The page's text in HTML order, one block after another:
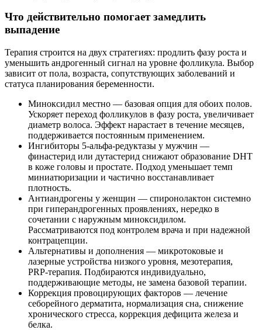
Что действительно помогает замедлить
выпадение
Терапия строится на двух стратегиях: продлить фазу роста и
уменьшить андрогенный сигнал на уровне фолликула. Выбор
зависит от пола, возраста, сопутствующих заболеваний и
статуса планирования беременности.
Миноксидил местно — базовая опция для обоих полов.
Ускоряет переход фолликулов в фазу роста, увеличивает
диаметр волоса. Эффект нарастает в течение месяцев,
поддерживается постоянным применением.
Ингибиторы 5‑альфа‑редуктазы у мужчин —
финaстерид или дутастерид снижают образование DHT
в коже головы и простате. Подход уменьшает темп
миниатюризации и частично восстанавливает
плотность.
Антиандрогены у женщин — спиронолактон системно
при гиперандрогенных проявлениях, нередко в
сочетании с наружным миноксидилом.
Рассматриваются под контролем врача и при надежной
контрацепции.
Альтернативы и дополнения — микротоковые и
лазерные устройства низкого уровня, мезотерапия,
PRP‑терапия. Подбираются индивидуально,
поддерживающие методы, не замена базовой терапии.
Коррекция провоцирующих факторов — лечение
себорейного дерматита, нормализация сна, снижение
хронического стресса, коррекция дефицита железа и
белка.